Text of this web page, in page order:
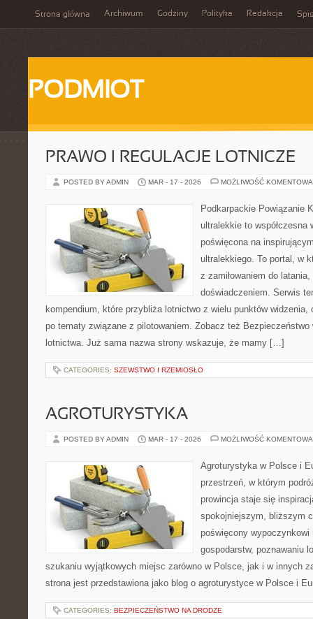
Strona główna Archiwum Godziny Polityka Redakcja
PODMIOT
PRAWO I REGULACJE LOTNICZE
POSTED BY ADMIN MAR - 17 - 2026 MOŻLIWOŚĆ
Podkarpackie Powiązanie
ultralekkie to współczesna
poświęcona na
ultralekkiego. To portal, w
z zamiłowaniem do
doświadczeniem. Serwis
kompendium, które przybliża lotnictwo z wielu punktów widzenia,
po tematy związane z pilotowaniem. Zobacz też
lotnictwa. Już sama nazwa strony wskazuje, że mamy […]
CATEGORIES: SZEWSTWO I RZEMIOSŁO
AGROTURYSTYKA
POSTED BY ADMIN MAR - 17 - 2026 MOŻLIWOŚĆ
Agroturystyka w Polsce i
przestrzeń, w którym
prowincja staje się
spokojniejszym, bliższym
poświęcony wypoczynkowi
gospodarstw, poznawaniu
szukaniu wyjątkowych miejsc zarówno w Polsce, jak i w innych
strona jest przedstawiona jako blog o agroturystyce w Polsce i
CATEGORIES: BEZPIECZEŃSTWO NA DRODZE